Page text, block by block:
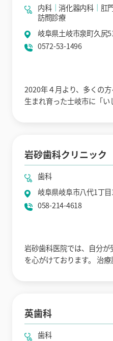
内科 消化器内科 肛
訪問診療
岐阜県土岐市泉町久尻
0572-53-1496
2020年４月より、多くの方
生まれ育った士岐市に「
岩砂歯科クリニック
歯科
岐阜県岐阜市八代1丁目
058-214-4618
岩砂歯科医院では、自分
を心がけております。 治
英歯科
歯科